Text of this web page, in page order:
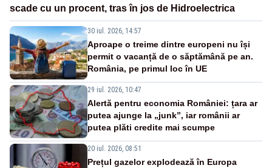
scade cu un procent, tras în jos de Hidroelectrica
30 iul. 2026, 14:57
Aproape o treime dintre europeni nu își
permit o vacanță de o săptămână pe an.
România, pe primul loc în UE
29 iul. 2026, 10:47
Alertă pentru economia României: țara ar
putea ajunge la „junk”, iar românii ar
putea plăti credite mai scumpe
20 iul. 2026, 08:51
Prețul gazelor explodează în Europa